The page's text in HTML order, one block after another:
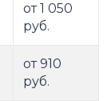
от 1 050
руб.
от 910
руб.